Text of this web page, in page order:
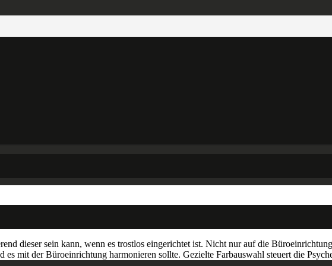
dieser sein kann, wenn es trostlos eingerichtet ist. Nicht nur auf die
mit der Büroeinrichtung harmonieren sollte. Gezielte Farbauswahl steuert die